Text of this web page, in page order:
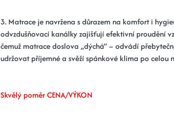
3. Matrace je navržena s důrazem na komfort i
odvzdušňovací kanálky zajišťují efektivní proudění
čemuž matrace doslova „dýchá“ – odvádí
udržovat příjemné a svěží spánkové klima po celou
Skvělý poměr CENA/VÝKON